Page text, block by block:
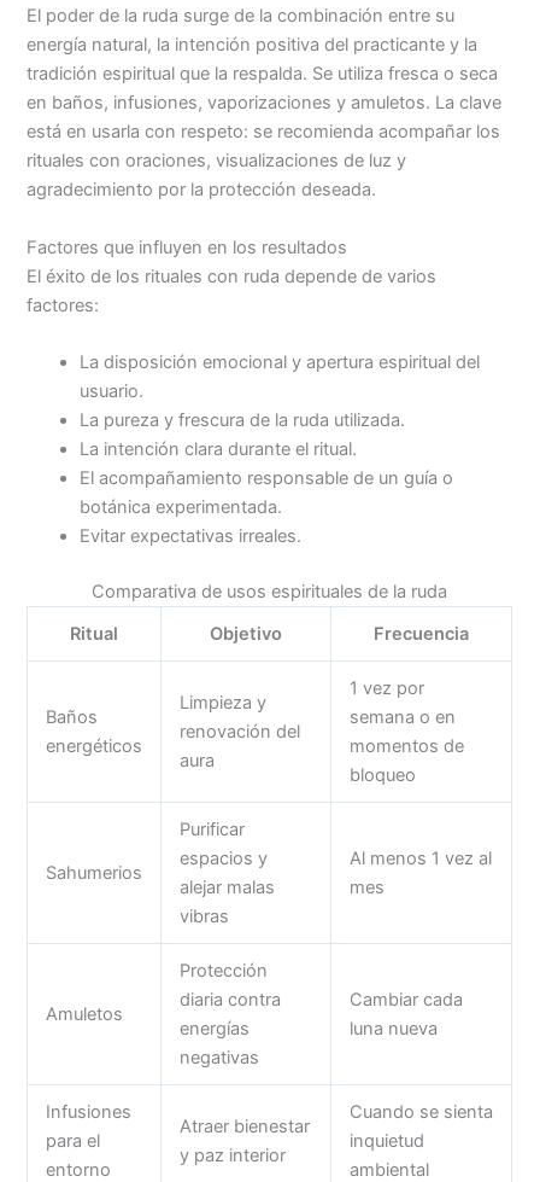
El poder de la ruda surge de la combinación entre su
energía natural, la intención positiva del practicante y la
tradición espiritual que la respalda. Se utiliza fresca o seca
en baños, infusiones, vaporizaciones y amuletos. La clave
está en usarla con respeto: se recomienda acompañar los
rituales con oraciones, visualizaciones de luz y
agradecimiento por la protección deseada.
Factores que influyen en los resultados
El éxito de los rituales con ruda depende de varios
factores:
La disposición emocional y apertura espiritual del
usuario.
La pureza y frescura de la ruda utilizada.
La intención clara durante el ritual.
El acompañamiento responsable de un guía o
botánica experimentada.
Evitar expectativas irreales.
Comparativa de usos espirituales de la ruda
Ritual
Objetivo Frecuencia
Baños
energéticos
Limpieza y
renovación del
aura
1 vez por
semana o en
momentos de
bloqueo
Sahumerios
Purificar
espacios y
alejar malas
vibras
Al menos 1 vez al
mes
Amuletos
Protección
diaria contra
energías
negativas
Cambiar cada
luna nueva
Infusiones
para el
entorno
Atraer bienestar
y paz interior
Cuando se sienta
inquietud
ambiental